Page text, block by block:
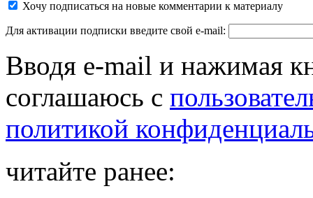
Хочу подписаться на новые комментарии к материалу
Для активации подписки введите свой e-mail:
Вводя e-mail и нажимая
соглашаюсь с
политикой
читайте ранее: